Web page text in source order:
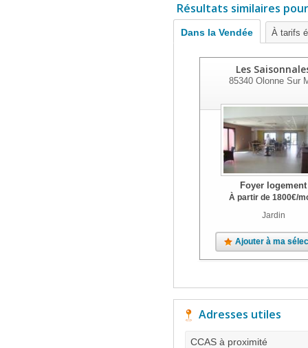
Résultats similaires
Dans la Vendée À tarifs
Les
85340Olonne Sur
Foyer logement
À partir de 1800€/
Jardin
Ajouter à ma
Adresses utiles
CCAS à proximité